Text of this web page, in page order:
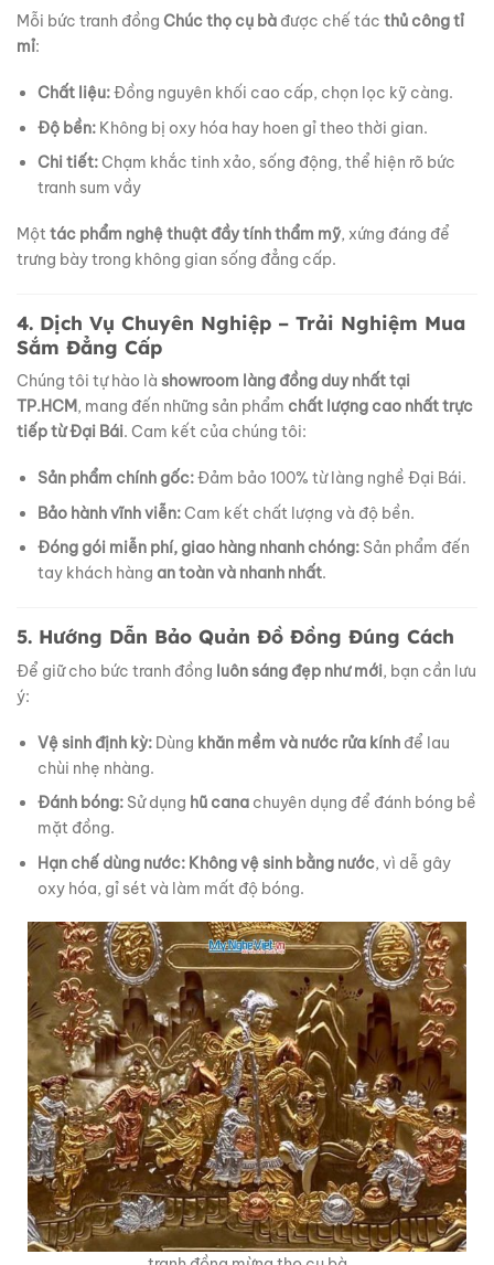
Mỗi bức tranh đồng Chúc thọ cụ bà được chế tác thủ công tỉ
mỉ:
Chất liệu:Đồng nguyên khối cao cấp, chọn lọc kỹ càng.
Độ bền:Không bị oxy hóa hay hoen gỉ theo thời gian.
Chi tiết:Chạm khắc tinh xảo, sống động, thể hiện rõ bức
tranh sum vầy
Mộttác phẩm nghệ thuật đầy tính thẩm mỹ, xứng đáng để
trưng bày trong không gian sống đẳng cấp.
4. Dịch Vụ Chuyên Nghiệp – Trải Nghiệm Mua
Sắm Đẳng Cấp
Chúng tôi tự hào là showroom làng đồng duy nhất tại
TP.HCM, mang đến những sản phẩm chất lượng cao nhất trực
tiếp từ Đại Bái. Cam kết của chúng tôi:
Sản phẩm chính gốc:Đảm bảo 100% từ làng nghề Đại Bái.
Bảo hành vĩnh viễn:Cam kết chất lượng và độ bền.
Đóng gói miễn phí, giao hàng nhanh chóng:Sản phẩm đến
tay khách hàng an toàn và nhanh nhất.
5. Hướng Dẫn Bảo Quản Đồ Đồng Đúng Cách
Để giữ cho bức tranh đồng luôn sáng đẹp như mới, bạn cần lưu
ý:
Vệ sinh định kỳ:Dùng khăn mềm và nước rửa kínhđể lau
chùi nhẹ nhàng.
Đánh bóng:Sử dụng hũ canachuyên dụng để đánh bóng bề
mặt đồng.
Hạn chế dùng nước: Không vệ sinh bằng nước, vì dễ gây
oxy hóa, gỉ sét và làm mất độ bóng.